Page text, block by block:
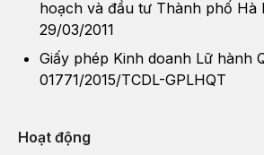
thiết kế, trang trí những ga tàu điện
dưới lòng đất.
chính thống.
hoạch và đầu tư Thành phố Hà
29/03/2011
Giấy phép Kinh doanh Lữ hành
01771/2015/TCDL-GPLHQT
Hoạt động